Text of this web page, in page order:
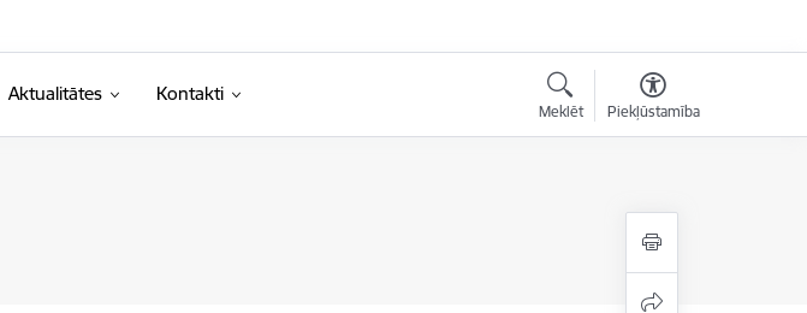
Aktualitātes Kontakti
Meklēt Piekļūstamība